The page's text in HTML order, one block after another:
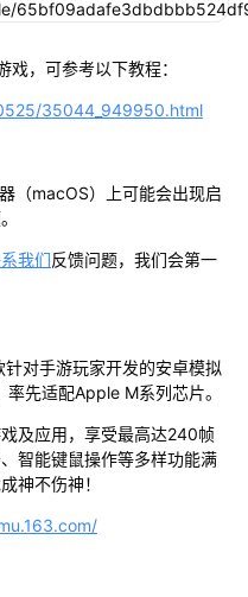
，可参考以下教程：
35044_949950.html
（macOS）上可能会出现启
我们反馈问题，我们会第一
对手游玩家开发的安卓模拟
先适配Apple M系列芯片。
及应用，享受最高达240帧
智能键鼠操作等多样功能满
神不伤神！